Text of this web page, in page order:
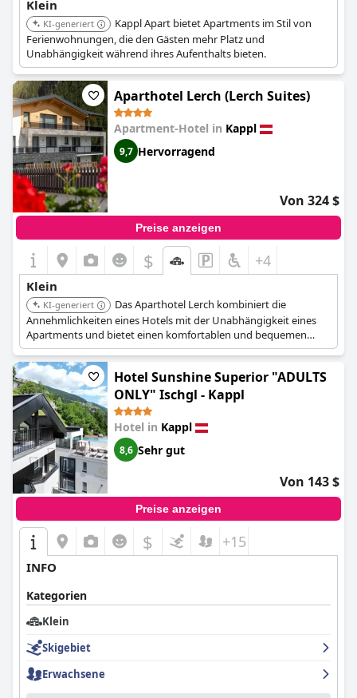
Klein
KI-generiert
Kappl Apart bietet Apartments im Stil von
Ferienwohnungen, die den Gästen mehr Platz und
Unabhängigkeit während ihres Aufenthalts bieten.
Aparthotel Lerch (Lerch Suites)
Apartment-Hotel in Kappl
9,7 Hervorragend
Von 324 $
Preise anzeigen
$ +4
Klein
KI-generiert
Das Aparthotel Lerch kombiniert die
Annehmlichkeiten eines Hotels mit der Unabhängigkeit eines
Apartments und bietet einen komfortablen und bequemen
Aufenthalt.
Hotel Sunshine Superior "ADULTS
ONLY" Ischgl - Kappl
Hotel in Kappl
8,6 Sehr gut
Von 143 $
Preise anzeigen
$ +15
INFO
Kategorien
Klein
Skigebiet
Erwachsene